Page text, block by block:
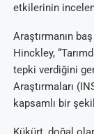
etkilerinin
Araştırmanın
Hinckley,
tepki verdiğini
Araştırmaları
kapsamlı bir